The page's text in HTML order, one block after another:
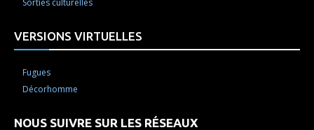
VERSIONS VIRTUELLES
Fugues
Décorhomme
NOUS SUIVRE SUR LES RÉSEAUX